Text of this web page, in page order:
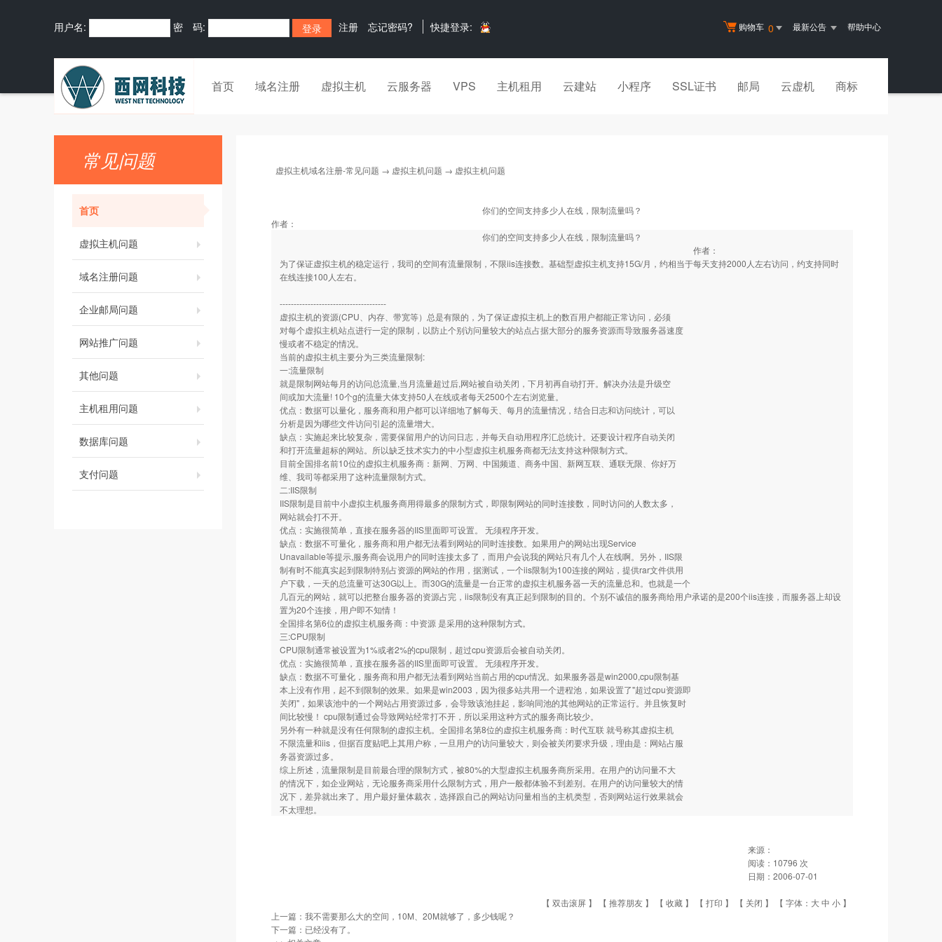
购物车 0 最新公告 帮助中心
用户名: 密 码: 注册 忘记密码? 快捷登录:
首页 域名注册 虚拟主机 云服务器 VPS 主机租用 云建站 小程序 SSL证书 邮局 云虚机 商标
常见问题
首页
虚拟主机问题
域名注册问题
企业邮局问题
网站推广问题
其他问题
主机租用问题
数据库问题
支付问题
虚拟主机域名注册-常见问题 → 虚拟主机问题 → 虚拟主机问题
你们的空间支持多少人在线，限制流量吗？
作者：
你们的空间支持多少人在线，限制流量吗？
作者：
为了保证虚拟主机的稳定运行，我司的空间有流量限制，不限iis连接数。基础型虚拟主机支持15G/月，约相当于每天支持2000人左右访问，约支持同时
在线连接100人左右。
--------------------------------------
虚拟主机的资源(CPU、内存、带宽等）总是有限的，为了保证虚拟主机上的数百用户都能正常访问，必须
对每个虚拟主机站点进行一定的限制，以防止个别访问量较大的站点占据大部分的服务资源而导致服务器速度
慢或者不稳定的情况。
当前的虚拟主机主要分为三类流量限制:
一:流量限制
就是限制网站每月的访问总流量,当月流量超过后,网站被自动关闭，下月初再自动打开。解决办法是升级空
间或加大流量! 10个g的流量大体支持50人在线或者每天2500个左右浏览量。
优点：数据可以量化，服务商和用户都可以详细地了解每天、每月的流量情况，结合日志和访问统计，可以
分析是因为哪些文件访问引起的流量增大。
缺点：实施起来比较复杂，需要保留用户的访问日志，并每天自动用程序汇总统计。还要设计程序自动关闭
和打开流量超标的网站。所以缺乏技术实力的中小型虚拟主机服务商都无法支持这种限制方式。
目前全国排名前10位的虚拟主机服务商：新网、万网、中国频道、商务中国、新网互联、通联无限、你好万
维、我司等都采用了这种流量限制方式。
二:IIS限制
IIS限制是目前中小虚拟主机服务商用得最多的限制方式，即限制网站的同时连接数，同时访问的人数太多，
网站就会打不开。
优点：实施很简单，直接在服务器的IIS里面即可设置。 无须程序开发。
缺点：数据不可量化，服务商和用户都无法看到网站的同时连接数。如果用户的网站出现Service
Unavailable等提示,服务商会说用户的同时连接太多了，而用户会说我的网站只有几个人在线啊。另外，IIS限
制有时不能真实起到限制特别占资源的网站的作用，据测试，一个iis限制为100连接的网站，提供rar文件供用
户下载，一天的总流量可达30G以上。而30G的流量是一台正常的虚拟主机服务器一天的流量总和。也就是一个
几百元的网站，就可以把整台服务器的资源占完，iis限制没有真正起到限制的目的。个别不诚信的服务商给用户承诺的是200个iis连接，而服务器上却设
置为20个连接，用户即不知情！
全国排名第6位的虚拟主机服务商：中资源 是采用的这种限制方式。
三:CPU限制
CPU限制通常被设置为1%或者2%的cpu限制，超过cpu资源后会被自动关闭。
优点：实施很简单，直接在服务器的IIS里面即可设置。 无须程序开发。
缺点：数据不可量化，服务商和用户都无法看到网站当前占用的cpu情况。如果服务器是win2000,cpu限制基
本上没有作用，起不到限制的效果。如果是win2003，因为很多站共用一个进程池，如果设置了"超过cpu资源即
关闭"，如果该池中的一个网站占用资源过多，会导致该池挂起，影响同池的其他网站的正常运行。并且恢复时
间比较慢！ cpu限制通过会导致网站经常打不开，所以采用这种方式的服务商比较少。
另外有一种就是没有任何限制的虚拟主机。全国排名第8位的虚拟主机服务商：时代互联 就号称其虚拟主机
不限流量和iis，但据百度贴吧上其用户称，一旦用户的访问量较大，则会被关闭要求升级，理由是：网站占服
务器资源过多。
综上所述，流量限制是目前最合理的限制方式，被80%的大型虚拟主机服务商所采用。在用户的访问量不大
的情况下，如企业网站，无论服务商采用什么限制方式，用户一般都体验不到差别。在用户的访问量较大的情
况下，差异就出来了。用户最好量体裁衣，选择跟自己的网站访问量相当的主机类型，否则网站运行效果就会
不太理想。
来源：
阅读： 10796 次
日期： 2006-07-01
【 双击滚屏 】 【 推荐朋友 】 【 收藏 】 【 打印 】 【 关闭 】 【 字体： 大中 小 】
上一篇： 我不需要那么大的空间，10M、20M就够了，多少钱呢？
下一篇：已经没有了。